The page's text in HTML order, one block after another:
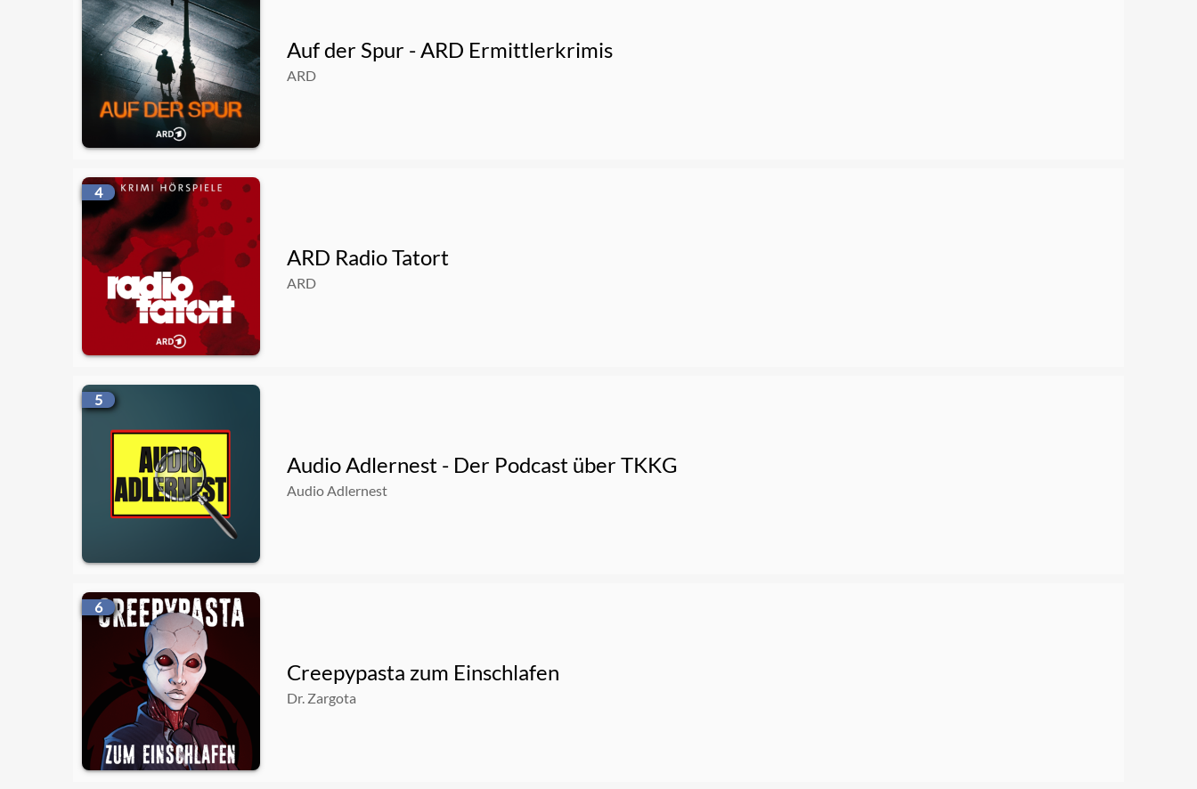
Auf der Spur - ARD Ermittlerkrimis
ARD
4
ARD Radio Tatort
ARD
5
Audio Adlernest - Der Podcast über TKKG
Audio Adlernest
6
Creepypasta zum Einschlafen
Dr. Zargota